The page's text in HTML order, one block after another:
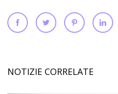
NOTIZIE CORRELATE